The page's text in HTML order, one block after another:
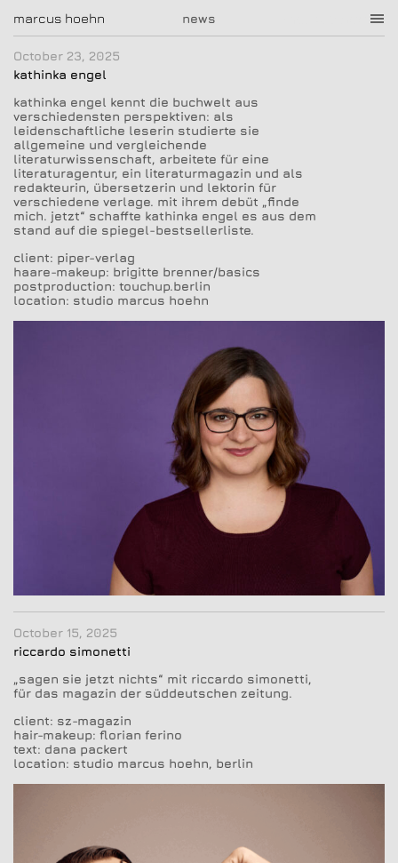
news
marcus hoehn marcus hoehn
October 23, 2025
kathinka engel
kathinka engel kennt die buchwelt aus
verschiedensten perspektiven: als
leidenschaftliche leserin studierte sie
allgemeine und vergleichende
literaturwissenschaft, arbeitete für eine
literaturagentur, ein literaturmagazin und als
redakteurin, übersetzerin und lektorin für
verschiedene verlage. mit ihrem debüt „finde
mich. jetzt“ schaffte kathinka engel es aus dem
stand auf die spiegel-bestsellerliste.
client: piper-verlag
haare-makeup: brigitte brenner/basics
postproduction: touchup.berlin
location: studio marcus hoehn
October 15, 2025
riccardo simonetti
„sagen sie jetzt nichts“ mit riccardo simonetti,
für das magazin der süddeutschen zeitung.
client: sz-magazin
hair-makeup: florian ferino
text: dana packert
location: studio marcus hoehn, berlin